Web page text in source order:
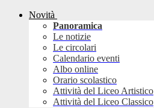
Novità
Panoramica
Le notizie
Le circolari
Calendario eventi
Albo online
Orario scolastico
Attività del Liceo Artistico
Attività del Liceo Classico